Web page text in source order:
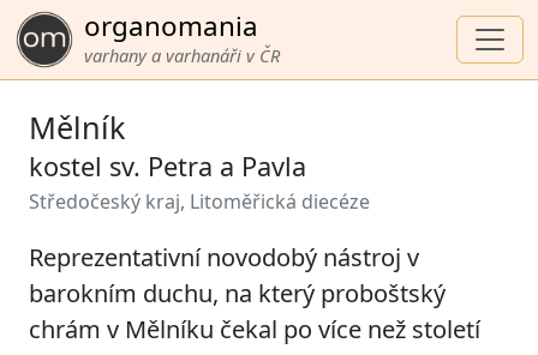
organomania
varhany a varhanáři v ČR
Mělník
kostel sv. Petra a Pavla
Středočeský kraj, Litoměřická diecéze
Reprezentativní novodobý nástroj v
barokním duchu, na který proboštský
chrám v Mělníku čekal po více než století